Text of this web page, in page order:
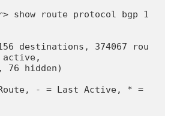
show route protocol bgp 1
destinations, 374067 rou
active,
- = Last Active, * =